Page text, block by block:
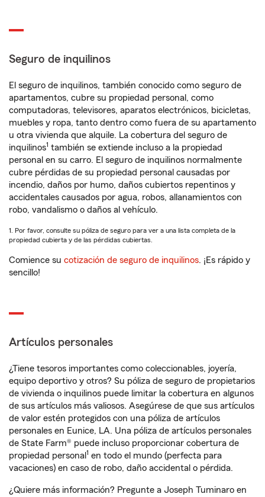
Seguro de inquilinos
El seguro de inquilinos, también conocido como seguro de
apartamentos, cubre su propiedad personal, como
computadoras, televisores, aparatos electrónicos, bicicletas,
muebles y ropa, tanto dentro como fuera de su apartamento
u otra vivienda que alquile. La cobertura del seguro de
inquilinos1 también se extiende incluso a la propiedad
personal en su carro. El seguro de inquilinos normalmente
cubre pérdidas de su propiedad personal causadas por
incendio, daños por humo, daños cubiertos repentinos y
accidentales causados por agua, robos, allanamientos con
robo, vandalismo o daños al vehículo.
1. Por favor, consulte su póliza de seguro para ver a una lista completa de la
propiedad cubierta y de las pérdidas cubiertas.
Comience su cotización de seguro de inquilinos. ¡Es rápido y
sencillo!
Artículos personales
¿Tiene tesoros importantes como coleccionables, joyería,
equipo deportivo y otros? Su póliza de seguro de propietarios
de vivienda o inquilinos puede limitar la cobertura en algunos
de sus artículos más valiosos. Asegúrese de que sus artículos
de valor estén protegidos con una póliza de artículos
personales en Eunice, LA. Una póliza de artículos personales
de State Farm® puede incluso proporcionar cobertura de
propiedad personal 1 en todo el mundo (perfecta para
vacaciones) en caso de robo, daño accidental o pérdida.
¿Quiere más información? Pregunte a Joseph Tuminaro en